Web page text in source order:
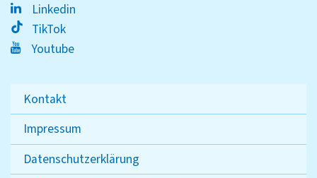
Linkedin
TikTok
Youtube
Kontakt
Impressum
Datenschutzerklärung